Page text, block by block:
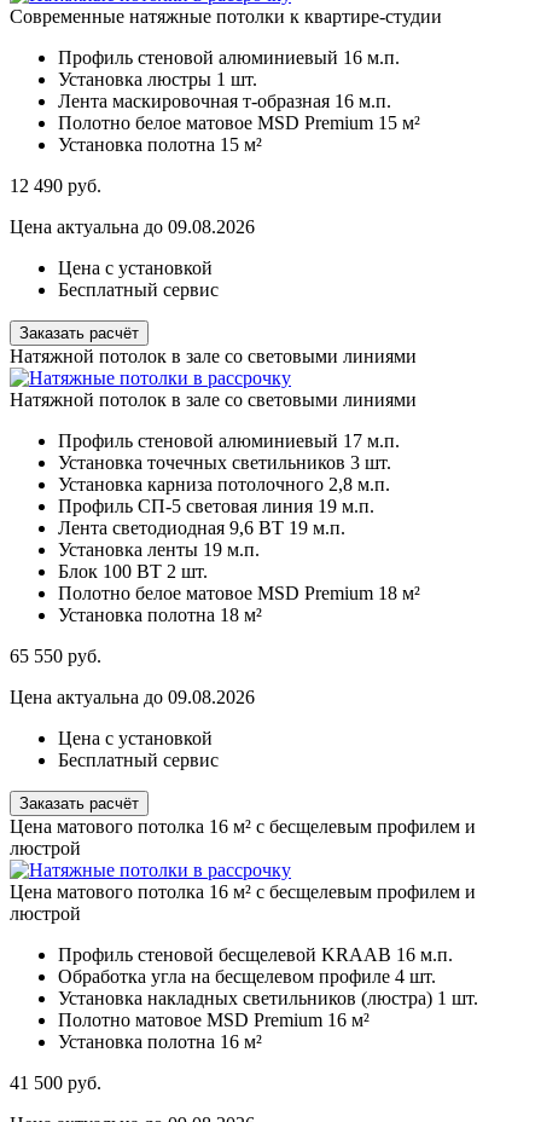
Современные натяжные потолки к квартире-студии
Профиль стеновой алюминиевый 16 м.п.
Установка люстры 1 шт.
Лента маскировочная т-образная 16 м.п.
Полотно белое матовое MSD Premium 15 м²
Установка полотна 15 м²
12 490 руб.
Цена актуальна до 09.08.2026
Цена с установкой
Бесплатный сервис
Заказать расчёт
Натяжной потолок в зале со световыми линиями
Натяжной потолок в зале со световыми линиями
Профиль стеновой алюминиевый 17 м.п.
Установка точечных светильников 3 шт.
Установка карниза потолочного 2,8 м.п.
Профиль СП-5 световая линия 19 м.п.
Лента светодиодная 9,6 ВТ 19 м.п.
Установка ленты 19 м.п.
Блок 100 ВТ 2 шт.
Полотно белое матовое MSD Premium 18 м²
Установка полотна 18 м²
65 550 руб.
Цена актуальна до 09.08.2026
Цена с установкой
Бесплатный сервис
Заказать расчёт
Цена матового потолка 16 м² с бесщелевым профилем и
люстрой
Цена матового потолка 16 м² с бесщелевым профилем и
люстрой
Профиль стеновой бесщелевой KRAAB 16 м.п.
Обработка угла на бесщелевом профиле 4 шт.
Установка накладных светильников (люстра) 1 шт.
Полотно матовое MSD Premium 16 м²
Установка полотна 16 м²
41 500 руб.